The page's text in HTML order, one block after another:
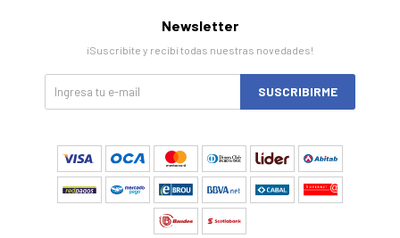
Newsletter
¡Suscribite y recibí todas nuestras novedades!
SUSCRIBIRME